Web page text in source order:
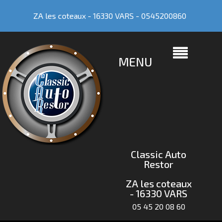
ZA les coteaux - 16330 VARS -0545200860
MENU
Classic Auto
Restor
ZA les coteaux
- 16330 VARS
05 45 20 08 60